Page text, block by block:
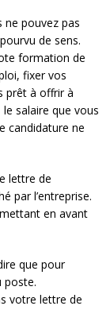
ne pouvez pas
de sens.
formation de
fixer vos
prêt à offrir à
salaire que vous
candidature ne
lettre de
par l’entreprise.
en avant
que pour
poste.
votre lettre de